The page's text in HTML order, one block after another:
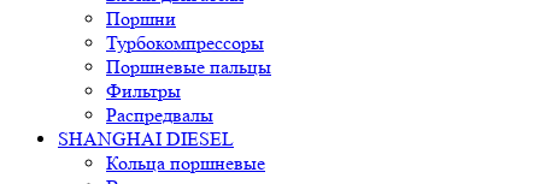
Поршни
Турбокомпрессоры
Поршневые пальцы
Фильтры
Распредвалы
SHANGHAI DIESEL
Кольца поршневые